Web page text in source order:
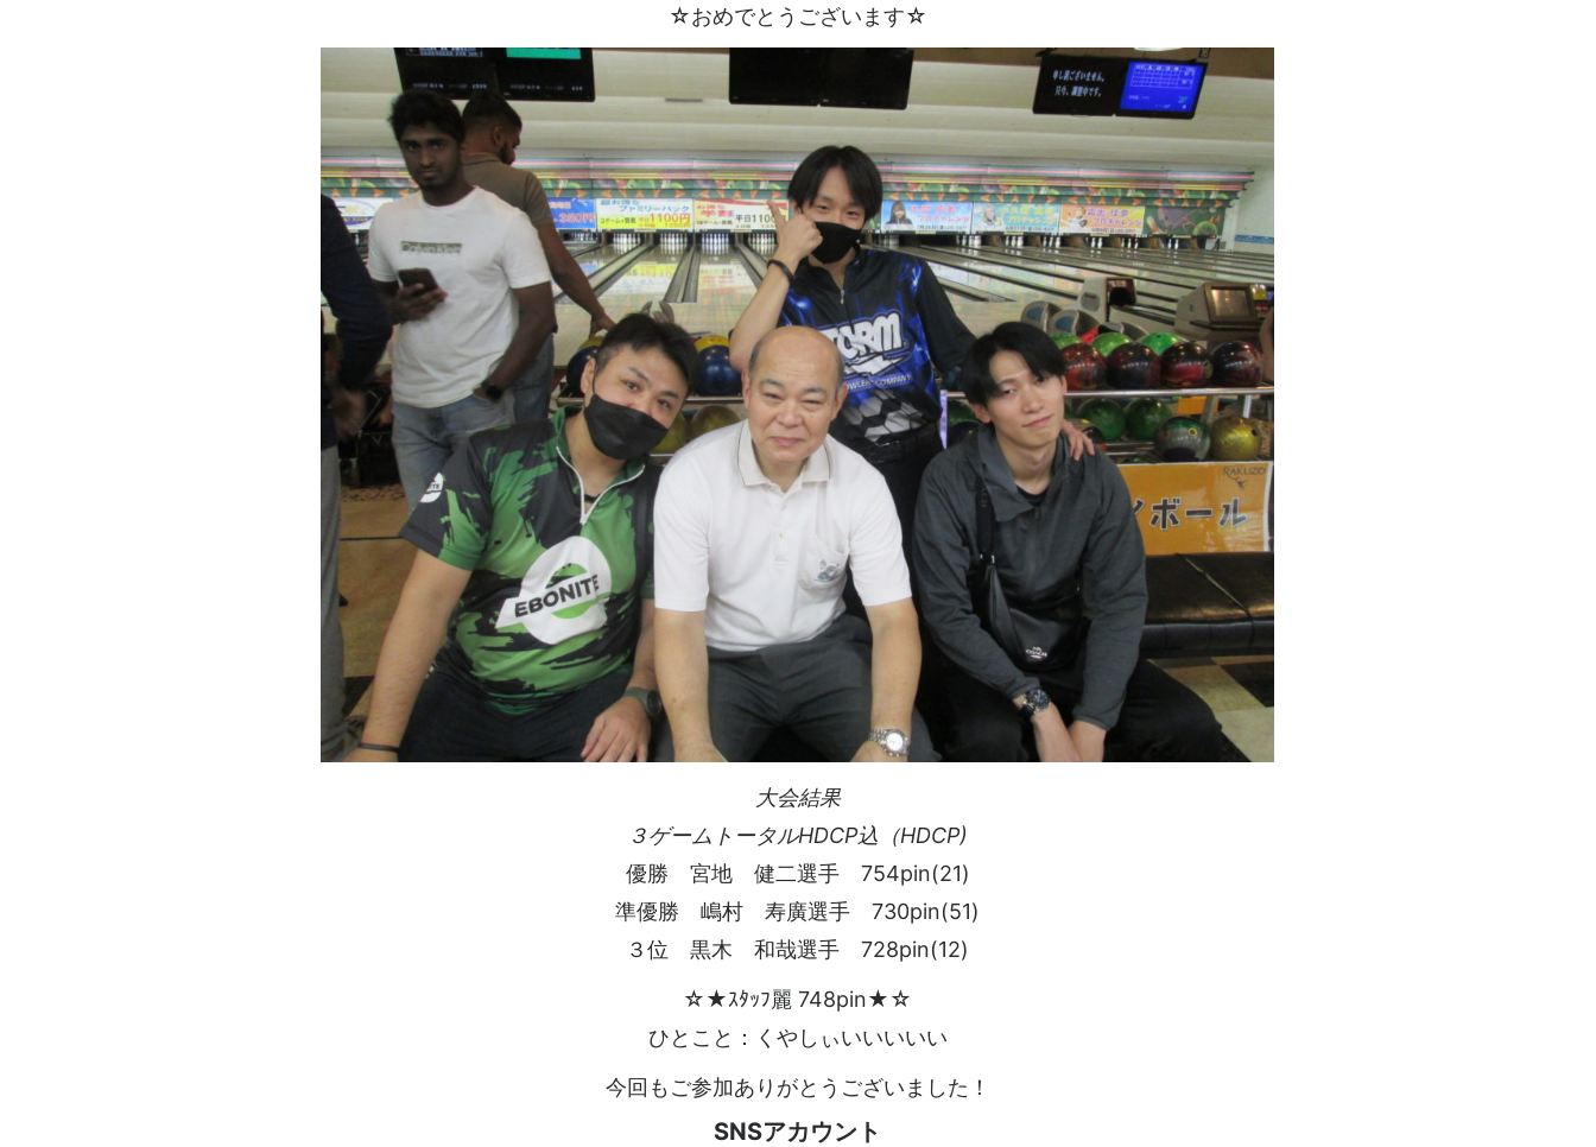
☆おめでとうございます☆
大会結果
３ゲームトータルHDCP込（HDCP)
優勝 宮地 健二選手 754pin(21)
準優勝 嶋村 寿廣選手 730pin(51)
３位 黒木 和哉選手 728pin(12)
☆★ｽﾀｯﾌ麗 748pin★☆
ひとこと：くやしぃいいいいい
今回もご参加ありがとうございました！
SNSアカウント